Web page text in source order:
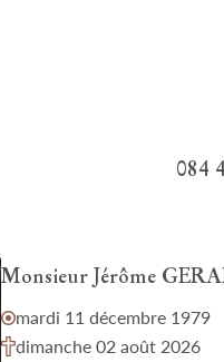
084
Monsieur Jérôme
mardi 11 décembre 1979
dimanche 02 août 2026